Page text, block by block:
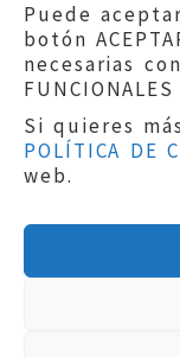
Puede
botón
necesarias
FUNCIONALES
Si quieres
POLÍTICA DE
web.Aviso
Protección
Copyright ©